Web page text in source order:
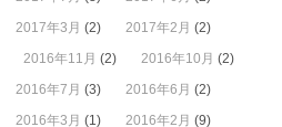
2017年3月 (2) 2017年2月 (2)
2016年11月 (2) 2016年10月 (2)
2016年7月 (3) 2016年6月 (2)
2016年3月 (1) 2016年2月 (9)